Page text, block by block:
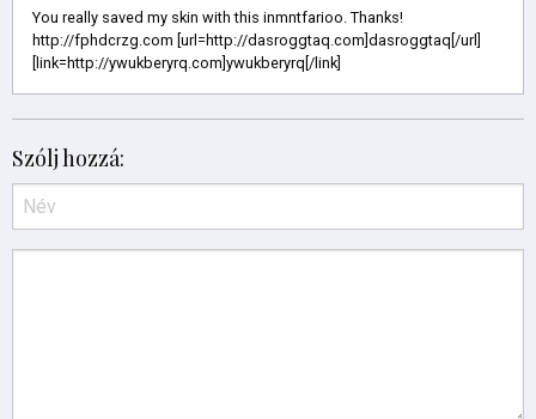
You really saved my skin with this inmntfarioo. Thanks!
http://fphdcrzg.com [url=http://dasroggtaq.com]dasroggtaq[/url]
[link=http://ywukberyrq.com]ywukberyrq[/link]
Szólj hozzá: